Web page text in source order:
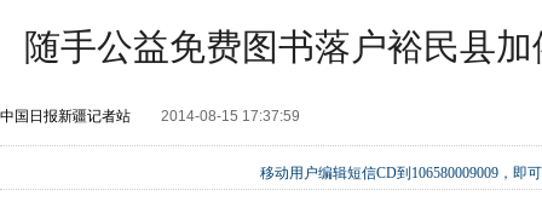
随手公益免费图书落户裕民县
中国日报新疆记者站 2014-08-15 17:37:59
移动用户编辑短信CD到106580009009，即